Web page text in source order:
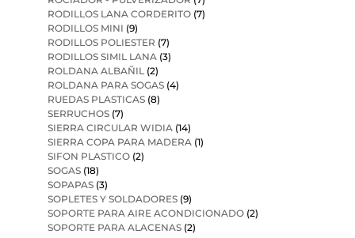
RODILLOS LANA CORDERITO (7)
RODILLOS MINI (9)
RODILLOS POLIESTER (7)
RODILLOS SIMIL LANA (3)
ROLDANA ALBAÑIL (2)
ROLDANA PARA SOGAS (4)
RUEDAS PLASTICAS (8)
SERRUCHOS (7)
SIERRA CIRCULAR WIDIA (14)
SIERRA COPA PARA MADERA (1)
SIFON PLASTICO (2)
SOGAS (18)
SOPAPAS (3)
SOPLETES Y SOLDADORES (9)
SOPORTE PARA AIRE ACONDICIONADO (2)
SOPORTE PARA ALACENAS (2)